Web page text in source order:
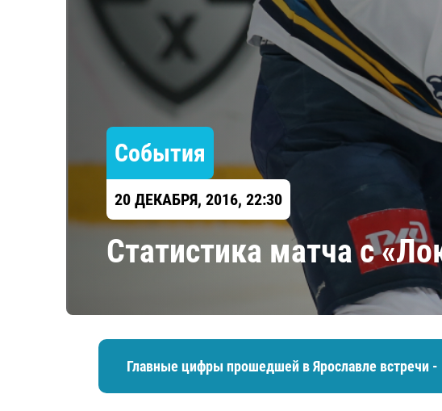
Локомотив
Северсталь
ЦСКА
Шанхайские Драконы
События
20 ДЕКАБРЯ, 2016, 22:30
Статистика матча с
Главные цифры прошедшей в Ярославле встречи